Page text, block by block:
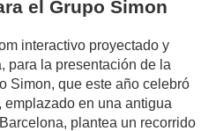
el Grupo Simon
interactivo proyectado y
para la presentación de la
Simon, que este año celebró
en una antigua
plantea un recorrido